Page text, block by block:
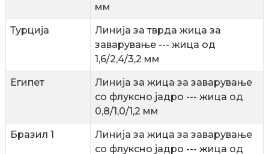
мм
Турција
Линија за тврда жица за
заварување --- жица од
1,6/2,4/3,2 мм
Египет
Линија за жица за заварување
со флуксно јадро --- жица од
0,8/1,0/1,2 мм
Бразил 1
Линија за жица за заварување
со флуксно јадро --- жица од